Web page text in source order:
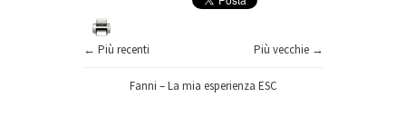
← Più recenti Più vecchie →
Fanni – La mia esperienza ESC